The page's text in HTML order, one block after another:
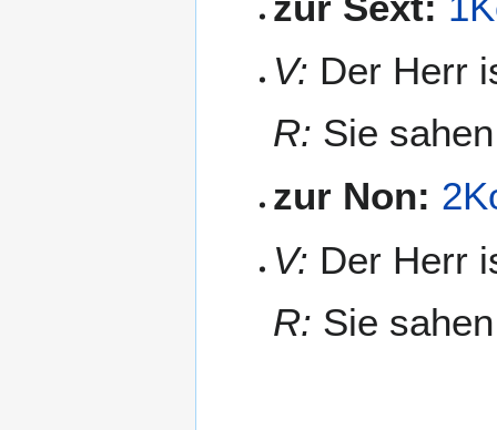
V: Der Herr
R: Sie
zur Non:
V: Der Herr
R: Sie